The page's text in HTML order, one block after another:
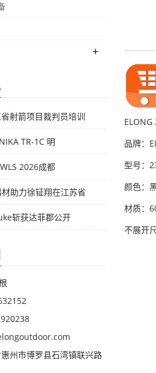
品牌：
型号：
颜色：
材质：
不展开
+
射箭项目裁判员培训
TR-1C 明
2026成都
助力徐钲翔在江苏省
斩获达菲郡公开
州市博罗县石湾镇联兴路